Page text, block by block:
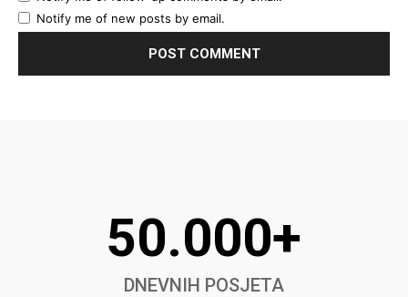
Notify me of new posts by email.
50.000+
DNEVNIH POSJETA